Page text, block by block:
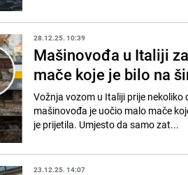
28.12.25. 10:39
Mašinovođa u Italiji
mače koje je bilo na
Vožnja vozom u Italiji prije
mašinovođa je uočio malo mače
je prijetila. Umjesto da samo zat...
23.12.25. 14:07